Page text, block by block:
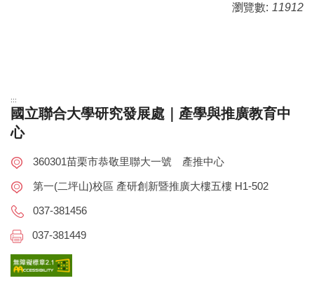
瀏覽數: 11912
:::
國立聯合大學研究發展處｜產學與推廣教育中
心
360301苗栗市恭敬里聯大一號 產推中心
第一(二坪山)校區 產研創新暨推廣大樓五樓 H1-502
037-381456
037-381449